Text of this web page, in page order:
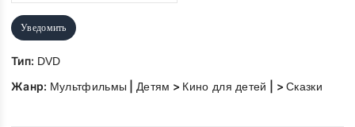
Уведомить
Тип: DVD
Жанр: Мультфильмы Детям > Кино для детей | >Сказки